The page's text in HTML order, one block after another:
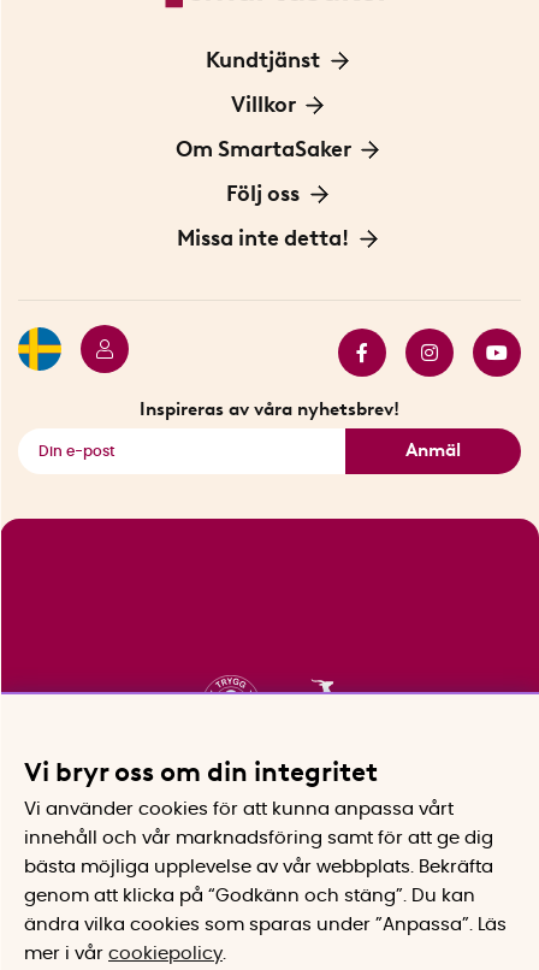
Kundtjänst
Kontakta oss
För Företag
Villkor
Frakt och leverans
Personuppgiftspolicy
Om SmartaSaker
Om oss
Vår historia
Följ oss
Blogg: Smarta tips
Missa inte detta!
Inspireras av våra nyhetsbrev!
Anmäl
Vi bryr oss om din integritet
Vi använder cookies för att kunna anpassa vårt
innehåll och vår marknadsföring samt för att ge dig
bästa möjliga upplevelse av vår webbplats.
Bekräfta
genom att klicka på “Godkänn och stäng”. Du kan
ändra vilka cookies som sparas under ”Anpassa”.
Läs
mer i vår cookiepolicy